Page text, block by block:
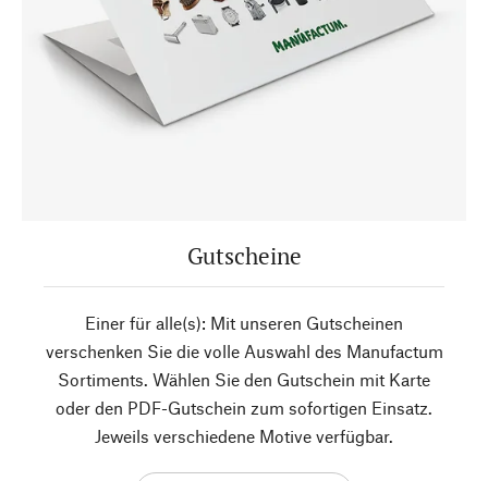
Gutscheine
Einer für alle(s): Mit unseren Gutscheinen
verschenken Sie die volle Auswahl des Manufactum
Sortiments. Wählen Sie den Gutschein mit Karte
oder den PDF-Gutschein zum sofortigen Einsatz.
Jeweils verschiedene Motive verfügbar.